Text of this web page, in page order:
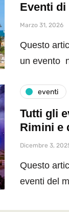
Eventi di
Marzo 31, 2026
Questo
un evento
eventi
Tutti gli
Rimini e
Dicembre 3,
Questo
eventi del